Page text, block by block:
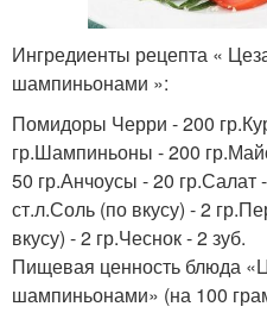
Ингредиенты рецепта «
шампиньонами »:
Помидоры Черри - 200
гр.Шампиньоны - 200
50 гр.Анчоусы - 20
ст.л.Соль (по вкусу) - 2
вкусу) - 2 гр.Чеснок - 2 зуб.
Пищевая ценность блюда
шампиньонами» (на 100